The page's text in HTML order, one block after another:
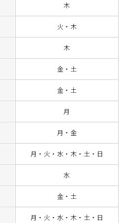
木
火・木
木
金・土
金・土
月
月・金
月・火・水・木・土・日
水
金・土
月・火・水・木・土・日